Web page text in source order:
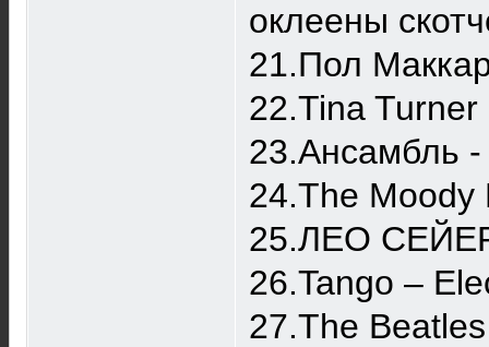
оклеены
21.Пол
22.Tina
23.Ансамбль
24.The Moody
25.ЛЕО
26.Tango ‎–
27.The